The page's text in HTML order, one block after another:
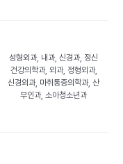
성형외과, 내과, 신경과, 정신
건강의학과, 외과, 정형외과,
신경외과, 마취통증의학과, 산
부인과, 소아청소년과